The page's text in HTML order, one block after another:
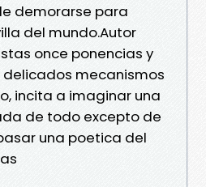
demorarse para
del mundo.Autor
once ponencias y
mecanismos
incita a imaginar una
de todo excepto de
una poetica del